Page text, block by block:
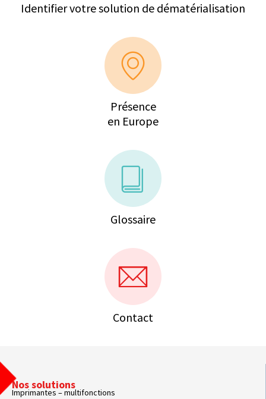
Identifier votre solution de dématérialisation
Présence
en Europe
Glossaire
Contact
Nos solutions
Imprimantes – multifonctions